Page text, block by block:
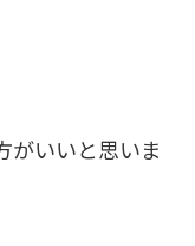
がいいと思いま